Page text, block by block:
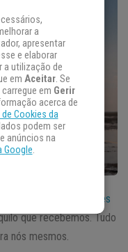
vibrações
que recebemos. Tudo
nós mesmos.
a
apresentar
e elaborar
a utilização de
em Aceitar. Se
em Gerir
acerca de
Cookies da
podem ser
anúncios na
Google.